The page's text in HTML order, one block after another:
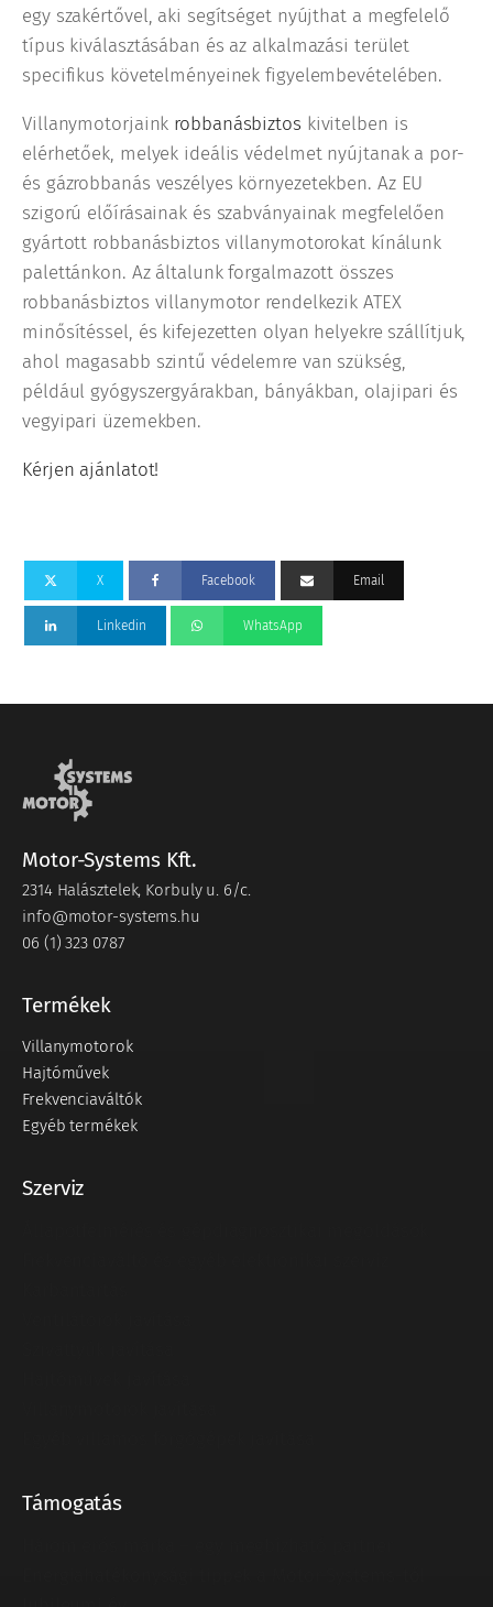
egy szakértővel, aki segítséget nyújthat a megfelelő
típus kiválasztásában és az alkalmazási terület
specifikus követelményeinek figyelembevételében.
Villanymotorjaink robbanásbiztos kivitelben is
elérhetőek, melyek ideális védelmet nyújtanak a por-
és gázrobbanás veszélyes környezetekben. Az EU
szigorú előírásainak és szabványainak megfelelően
gyártott robbanásbiztos villanymotorokat kínálunk
palettánkon. Az általunk forgalmazott összes
robbanásbiztos villanymotor rendelkezik ATEX
minősítéssel, és kifejezetten olyan helyekre szállítjuk,
ahol magasabb szintű védelemre van szükség,
például gyógyszergyárakban, bányákban, olajipari és
vegyipari üzemekben.
Kérjen ajánlatot!
X Facebook Email
Linkedin WhatsApp
Motor-Systems Kft.
2314 Halásztelek, Korbuly u. 6/c.
info@motor-systems.hu
06 (1) 323 0787
Termékek
Villanymotorok
Hajtóművek
Frekvenciaváltók
Egyéb termékek
Szerviz
Támogatás